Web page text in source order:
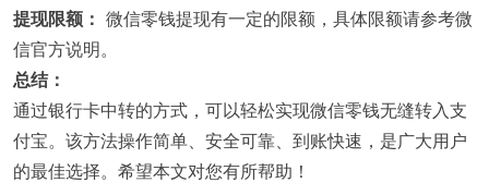
提现限额： 微信零钱提现有一定的限额，具体限额请参考微
信官方说明。
总结：
通过银行卡中转的方式，可以轻松实现微信零钱无缝转入支
付宝。该方法操作简单、安全可靠、到账快速，是广大用户
的最佳选择。希望本文对您有所帮助！